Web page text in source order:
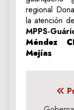
regional
la atención
MPPS-
Méndez
Mejías